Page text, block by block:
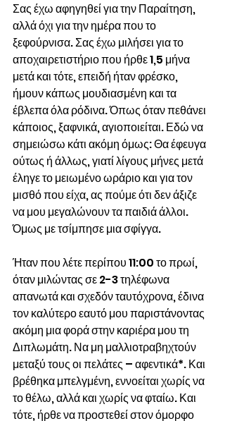
Σας έχω αφηγηθεί για την Παραίτηση,
αλλά όχι για την ημέρα που το
ξεφούρνισα. Σας έχω μιλήσει για το
αποχαιρετιστήριο που ήρθε 1,5 μήνα
μετά και τότε, επειδή ήταν φρέσκο,
ήμουν κάπως μουδιασμένη και τα
έβλεπα όλα ρόδινα. Όπως όταν πεθάνει
κάποιος, ξαφνικά, αγιοποιείται. Εδώ να
σημειώσω κάτι ακόμη όμως: Θα έφευγα
ούτως ή άλλως, γιατί λίγους μήνες μετά
έληγε το μειωμένο ωράριο και για τον
μισθό που είχα, ας πούμε ότι δεν άξιζε
να μου μεγαλώνουν τα παιδιά άλλοι.
Όμως με τσίμπησε μια σφίγγα.
Ήταν που λέτε περίπου 11:00 το πρωί,
όταν μιλώντας σε 2-3 τηλέφωνα
απανωτά και σχεδόν ταυτόχρονα, έδινα
τον καλύτερο εαυτό μου παριστάνοντας
ακόμη μια φορά στην καριέρα μου τη
Διπλωμάτη. Να μη μαλλιοτραβηχτούν
μεταξύ τους οι πελάτες – αφεντικά*. Και
βρέθηκα μπελγμένη, εννοείται χωρίς να
το θέλω, αλλά και χωρίς να φταίω. Και
τότε, ήρθε να προστεθεί στον όμορφο